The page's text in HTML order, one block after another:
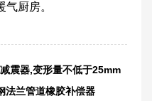
厨房。
震器,变形量不低于25mm
法兰管道橡胶补偿器